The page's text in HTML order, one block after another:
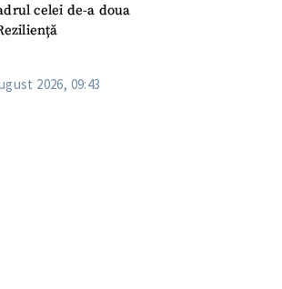
celei de-a doua
2026, 09:43